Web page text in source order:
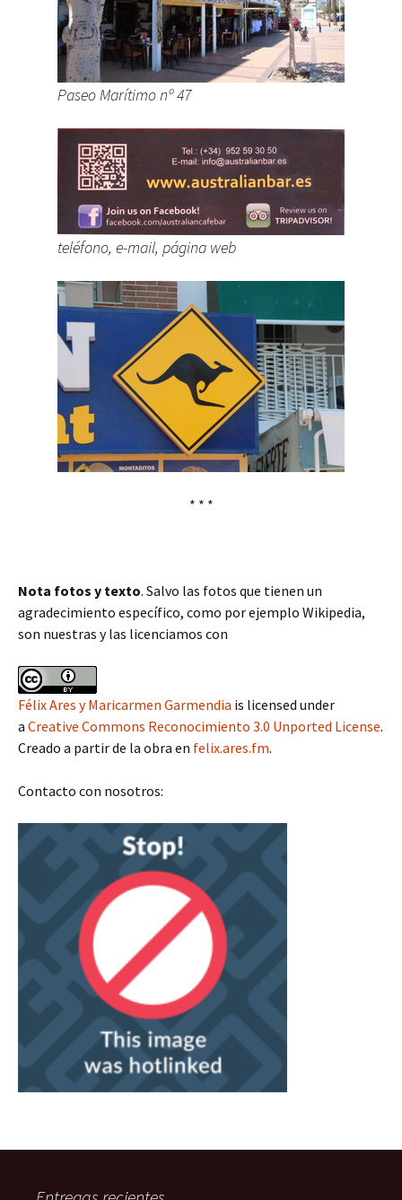
Paseo Marítimo nº 47
teléfono, e-mail, página web
* * *
Nota fotos y texto. Salvo las fotos que tienen un
agradecimiento específico, como por ejemplo Wikipedia,
son nuestras y las licenciamos con
Félix Ares y Maricarmen Garmendia is licensed under
a Creative Commons Reconocimiento 3.0 Unported License.
Creado a partir de la obra en felix.ares.fm.
Contacto con nosotros: